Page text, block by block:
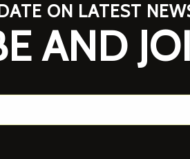
ON LATEST
AND